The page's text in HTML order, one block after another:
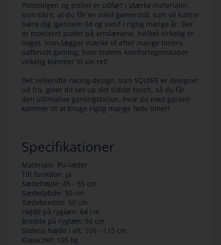
Polstringen og stellet er udført i stærke materialer,
som sikre, at du får en solid gamerstol, som vil kunne
bære dig igennem ild og vand i rigtig mange år. Der
er monteret puder på armlænene, hvilket virkelig er
noget, man lægger mærke til efter mange timers
uafbrudt gaming, hvor stolens komfortegenskaber
virkelig kommer til sin ret!
Det velkendte racing-design, som SQUIRE er designet
ud fra, giver dit set-up det sidste touch, så du får
den ultimative gamingstation, hvor du med garanti
kommer til at bruge rigtig mange fede timer!
Specifikationer
Materiale: PU-læder
Tilt funktion: Ja
Sædehøjde: 45 - 55 cm
Sædedybde: 50 cm
Sædebredde: 50 cm
Højde på ryglæn: 64 cm
Bredde på ryglæn: 50 cm
Stolens højde i alt: 105 - 115 cm
Kapacitet: 105 kg